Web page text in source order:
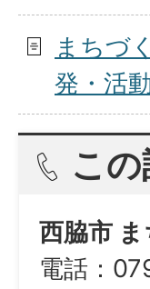
まちづ
発・活
こ
西脇市
電話：